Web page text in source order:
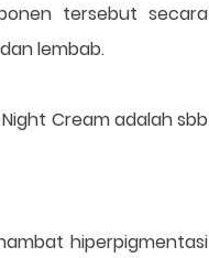
tersebut secara
lembab.
Cream adalah sbb
hiperpigmentasi